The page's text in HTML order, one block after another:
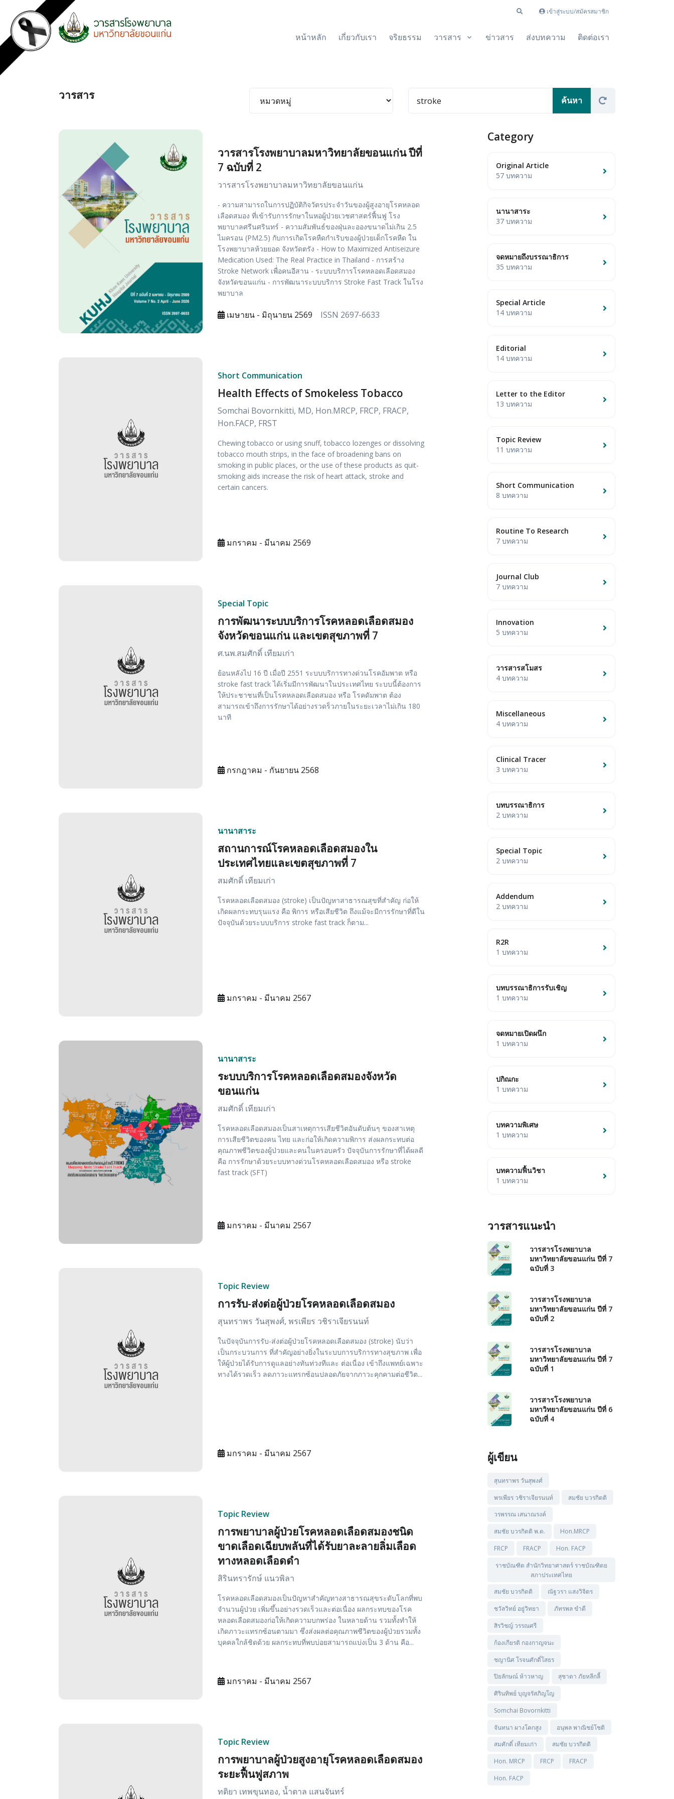
เข้าสู่ระบบ/สมัครสมาชิก
หน้าหลัก เกี่ยวกับเรา จริยธรรม วารสาร ข่าวสาร ส่งบทความ ติดต่อเรา
วารสาร
วารสารโรงพยาบาลมหาวิทยาลัยขอนแก่น ปีที่
7 ฉบับที่ 2
วารสารโรงพยาบาลมหาวิทยาลัยขอนแก่น
- ความสามารถในการปฏิบัติกิจวัตรประจำวันของผู้สูงอายุโรคหลอด
เลือดสมอง ที่เข้ารับการรักษาในหอผู้ป่วยเวชศาสตร์ฟื้นฟู โรง
พยาบาลศรีนศรินทร์ - ความสัมพันธ์ของฝุ่นละอองขนาดไม่เกิน 2.5
ไมครอน (PM2.5) กับการเกิดโรคหืดกำเริบของผู้ป่วยเด็กโรคหืด ใน
โรงพยาบาลห้วยยอด จังหวัดตรัง - How to Maximized Antiseizure
Medication Used: The Real Practice in Thailand - การสร้าง
Stroke Network เพื่่อคนอีสาน - ระบบบริการโรคหลอดเลือดสมอง
จังหวัดขอนแก่น - การพัฒนาระบบบริการ Stroke Fast Track ในโรง
พยาบาล
เมษายน - มิถุนายน 2569 ISSN 2697-6633
Short Communication
Health Effects of Smokeless Tobacco
Somchai Bovornkitti, MD, Hon.MRCP, FRCP, FRACP,
Hon.FACP, FRST
Chewing tobacco or using snuff, tobacco lozenges or dissolving
tobacco mouth strips, in the face of broadening bans on
smoking in public places, or the use of these products as quit-
smoking aids increase the risk of heart attack, stroke and
certain cancers.
มกราคม - มีนาคม 2569
Special Topic
การพัฒนาระบบบริการโรคหลอดเลือดสมอง
จังหวัดขอนแก่น และเขตสุขภาพที่ 7
ศ.นพ.สมศักดิ์ เทียมเก่า
ย้อนหลังไป 16 ปี เมื่อปี 2551 ระบบบริการทางด่วนโรคอัมพาต หรือ
stroke fast track ได้เริ่มมีการพัฒนาในประเทศไทย ระบบนี้ต้องการ
ให้ประชาชนที่เป็นโรคหลอดเลือดสมอง หรือ โรคดัมพาต ต้อง
สามารถเข้าถึงการรักษาได้อย่างรวดร็วภายในระยะเวลาไม่เกิน 180
นาที
กรกฎาคม - กันยายน 2568
นานาสาระ
สถานการณ์โรคหลอดเลือดสมองใน
ประเทศไทยและเขตสุขภาพที่ 7
สมศักดิ์ เทียมเก่า
โรคหลอดเลือดสมอง (stroke) เป็นปัญหาสาธารณสุขที่สำคัญ ก่อให้
เกิดผลกระทบรุนแรง คือ พิการ หรือเสียชีวิต ถึงแม้จะมีการรักษาที่ดีใน
ปัจจุบันด้วยระบบบริการ stroke fast track ก็ตาม...
มกราคม - มีนาคม 2567
นานาสาระ
ระบบบริการโรคหลอดเลือดสมองจังหวัด
ขอนแก่น
สมศักดิ์ เทียมเก่า
โรคหลอดเลือดสมองเป็นสาเหตุการเสียชีวิตอันดับต้นๆ ของสาเหตุ
การเสียชีวิตของคน ไทย และก่อให้เกิดความพิการ ส่งผลกระทบต่อ
คุณภาพชีวิตของผู้ป่วยและคนในครอบครัว ปัจจุบันการรักษาที่ได้ผลดี
คือ การรักษาด้วยระบบทางด่วนโรคหลอดเลือดสมอง หรือ stroke
fast track (SFT)
มกราคม - มีนาคม 2567
Topic Review
การรับ-ส่งต่อผู้ป่วยโรคหลอดเลือดสมอง
สุนทราพร วันสุพงศ์, พรเพียร วชิราเจียรนนท์
ในปัจจุบันการรับ-ส่งต่อผู้ป่วยโรคหลอดเลือดสมอง (stroke) นับว่า
เป็นกระบวนการ ที่สำคัญอย่างยิ่งในระบบการบริการทางสุขภาพ เพื่อ
ให้ผู้ป่วยได้รับการดูแลอย่างทันท่วงทีและ ต่อเนื่อง เข้าถึงแพทย์เฉพาะ
ทางได้รวดเร็ว ลดภาวะแทรกซ้อนปลอดภัยจากภาวะคุกคามต่อชีวิต...
มกราคม - มีนาคม 2567
Topic Review
การพยาบาลผู้ป่วยโรคหลอดเลือดสมองชนิด
ขาดเลือดเฉียบพลันที่ได้รับยาละลายลิ่มเลือด
ทางหลอดเลือดดำ
สิรินทรารักษ์ แนวพิลา
โรคหลอดเลือดสมองเป็นปัญหาสำคัญทางสาธารณสุขระดับโลกที่พบ
จำนวนผู้ป่วย เพิ่มขึ้นอย่างรวดเร็วและต่อเนื่อง ผลกระทบของโรค
หลอดเลือดสมองก่อให้เกิดความบกพร่อง ในหลายด้าน รวมทั้งทำให้
เกิดภาวะแทรกซ้อนตามมา ซึ่งส่งผลต่อคุณภาพชีวิตของผู้ป่วยรวมทั้ง
บุคคลใกล้ชิดด้วย ผลกระทบที่พบบ่อยสามารถแบ่งเป็น 3 ด้าน คือ...
มกราคม - มีนาคม 2567
Topic Review
การพยาบาลผู้ป่วยสูงอายุโรคหลอดเลือดสมอง
ระยะฟื้นฟูสภาพ
ทติยา เทพขุนทอง, น้ำตาล แสนจันทร์
Category
Original Article
57 บทความ
นานาสาระ
37 บทความ
จดหมายถึงบรรณาธิการ
35 บทความ
Special Article
14 บทความ
Editorial
14 บทความ
Letter to the Editor
13 บทความ
Topic Review
11 บทความ
Short Communication
8 บทความ
Routine To Research
7 บทความ
Journal Club
7 บทความ
Innovation
5 บทความ
วารสารสโมสร
4 บทความ
Miscellaneous
4 บทความ
Clinical Tracer
3 บทความ
บทบรรณาธิการ
2 บทความ
Special Topic
2 บทความ
Addendum
2 บทความ
R2R
1 บทความ
บทบรรณาธิการรับเชิญ
1 บทความ
จดหมายเปิดผนึก
1 บทความ
ปกิณกะ
1 บทความ
บทความพิเศษ
1 บทความ
บทความฟื้นวิชา
1 บทความ
วารสารแนะนำ
วารสารโรงพยาบาล
มหาวิทยาลัยขอนแก่น ปีที่ 7
ฉบับที่ 3
วารสารโรงพยาบาล
มหาวิทยาลัยขอนแก่น ปีที่ 7
ฉบับที่ 2
วารสารโรงพยาบาล
มหาวิทยาลัยขอนแก่น ปีที่ 7
ฉบับที่ 1
วารสารโรงพยาบาล
มหาวิทยาลัยขอนแก่น ปีที่ 6
ฉบับที่ 4
ผู้เขียน
สุนทราพร วันสุพงศ์
พรเพียร วชิราเจียรนนท์
สมชัย บวรกิตติ
วรพรรณ เสนาณรงค์
สมชัย บวรกิตติ พ.ด.
Hon.MRCP
FRCP
FRACP
Hon. FACP
ราชบัณฑิต สำนักวิทยาศาสตร์ ราชบัณฑิตย
สภาประเทศไทย
สมชัย บวรกิตติ
ณัฐวรา แสงวิจิตร
ชวัลวิทย์ อยู่วิทยา
ภัทรพล ขำดี
สิรวิชญ์ วรรณศรี
ก้องเกียรติ กองกาญจนะ
ชญานิศ โรจนศักดิ์โสธร
ปิยลักษณ์ ห้าวหาญ
สุชาดา ภัยหลีกลี้
ศิรินทิพย์ บุญจรัสภิญโญ
Somchai Bovornkitti
จันทนา ผางโคกสูง
อนุพล พาณิชย์โชติ
สมศักดิ์ เทียมเก่า
สมชัย บวรกิตติ
Hon. MRCP
FRCP
FRACP
Hon. FACP